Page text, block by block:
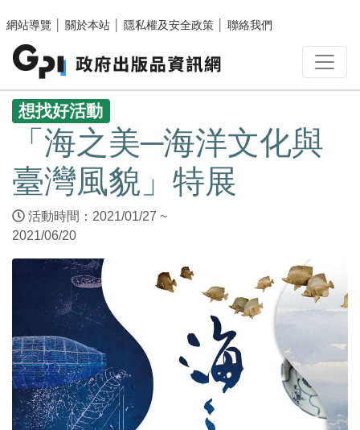
網站導覽
關於本站 隱私權及安全政策 聯絡我們
:::
想找好活動
「海之美─海洋文化與
臺灣風貌」特展
活動時間：2021/01/27 ~
2021/06/20